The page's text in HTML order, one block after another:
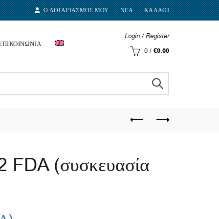
Ο ΛΟΓΑΡΙΑΣΜΟΣ ΜΟΥ ΝΕΑ ΚΑΛΑΘΙ
Login / Register
0 / €0.00
(συσκευασία